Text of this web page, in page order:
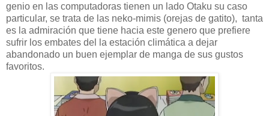
genio en las computadoras tienen un lado Otaku su caso
particular, se trata de las neko-mimis (orejas de gatito), tanta
es la admiración que tiene hacia este genero que prefiere
sufrir los embates del la estación climática a dejar
abandonado un buen ejemplar de manga de sus gustos
favoritos.